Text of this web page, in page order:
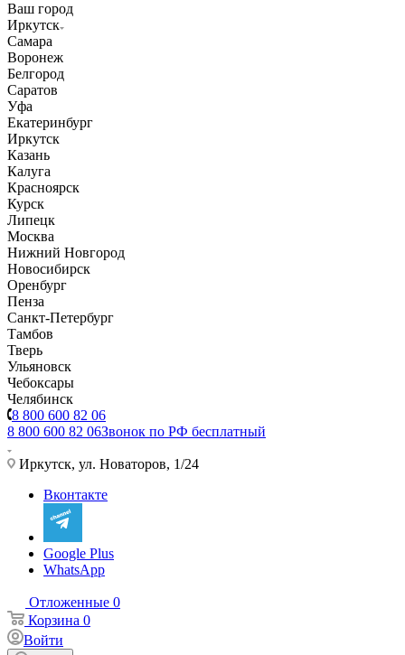
Ваш город
Иркутск
Самара
Воронеж
Белгород
Саратов
Уфа
Екатеринбург
Иркутск
Казань
Калуга
Красноярск
Курск
Липецк
Москва
Нижний Новгород
Новосибирск
Оренбург
Пенза
Санкт-Петербург
Тамбов
Тверь
Ульяновск
Чебоксары
Челябинск
8 800 600 82 06
8 800 600 82 06Звонок по РФ бесплатный
Иркутск, ул. Новаторов, 1/24
Вконтакте
Google Plus
WhatsApp
Отложенные 0
Корзина 0
Войти